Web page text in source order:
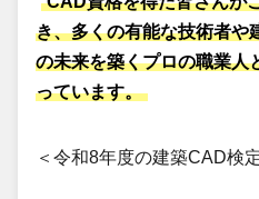
き、多くの有能な技術者や
の未来を築くプロの職業人
っています。
＜令和8年度の建築CAD検